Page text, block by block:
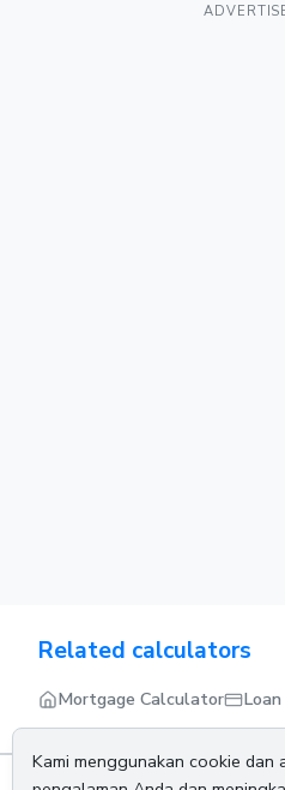
Related calculators
Mortgage Calculator
Kami menggunakan cookie dan